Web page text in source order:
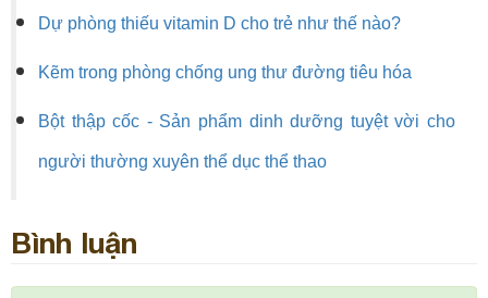
Dự phòng thiếu vitamin D cho trẻ như thế nào?
Kẽm trong phòng chống ung thư đường tiêu hóa
Bột thập cốc - Sản phẩm dinh dưỡng tuyệt vời cho
người thường xuyên thể dục thể thao
Bình luận